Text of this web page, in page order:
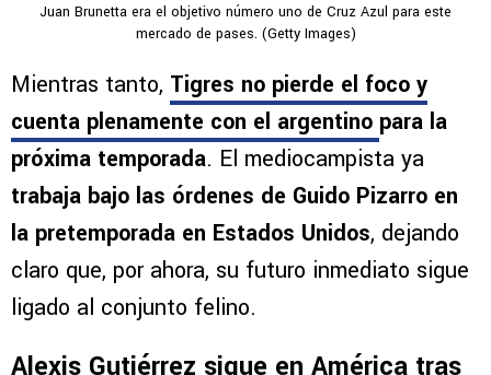
Juan Brunetta era el objetivo número uno de Cruz Azul para este
mercado de pases. (Getty Images)
Mientras tanto, Tigres no pierde el foco y
cuenta plenamente con el argentino para la
próxima temporada. El mediocampista ya
trabaja bajo las órdenes de Guido Pizarro en
la pretemporada en Estados Unidos, dejando
claro que, por ahora, su futuro inmediato sigue
ligado al conjunto felino.
Alexis Gutiérrez sigue en América tras